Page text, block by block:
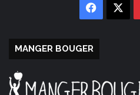
MANGER BOUGER